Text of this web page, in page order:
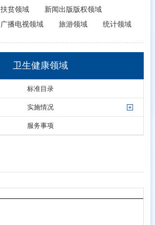
扶贫领域
新闻出版版权领域
广播电视领域 旅游领域 统计领域
卫生健康领域
标准目录
实施情况
服务事项